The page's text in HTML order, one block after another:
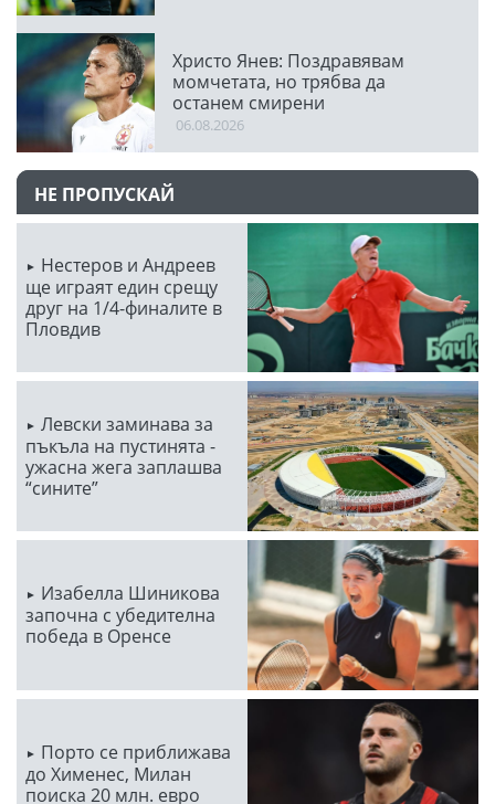
Христо Янев: Поздравявам
момчетата, но трябва да
останем смирени
06.08.2026
НЕ ПРОПУСКАЙ
Нестеров и Андреев
ще играят един срещу
друг на 1/4-финалите в
Пловдив
Левски заминава за
пъкъла на пустинята -
ужасна жега заплашва
“сините”
Изабелла Шиникова
започна с убедителна
победа в Оренсе
Порто се приближава
до Хименес, Милан
поиска 20 млн. евро